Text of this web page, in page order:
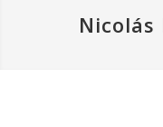
Nicolás